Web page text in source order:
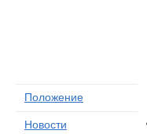
Положение
Новости